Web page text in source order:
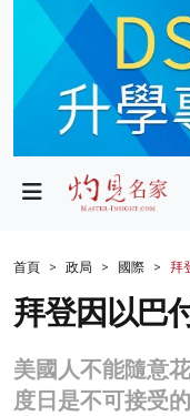
政局
財經
生活
商業
首頁 政局 國際 拜
拜登因以巴
美國人不能隨意
度日是不可接受